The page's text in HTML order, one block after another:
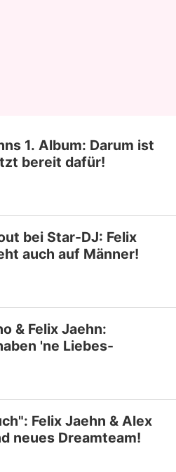
1. Album: Darum ist
bereit dafür!
bei Star-DJ: Felix
auch auf Männer!
& Felix Jaehn:
'ne Liebes-
Felix Jaehn & Alex
neues Dreamteam!